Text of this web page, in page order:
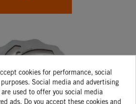
cookies for performance, social
Social media and advertising
used to offer you social media
ads. Do you accept these cookies and